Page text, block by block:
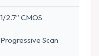
1/2.7” CMOS
Progressive Scan